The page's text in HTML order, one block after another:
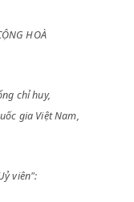
CỘNG HOÀ
tổng chỉ huy,
Quốc gia Việt Nam,